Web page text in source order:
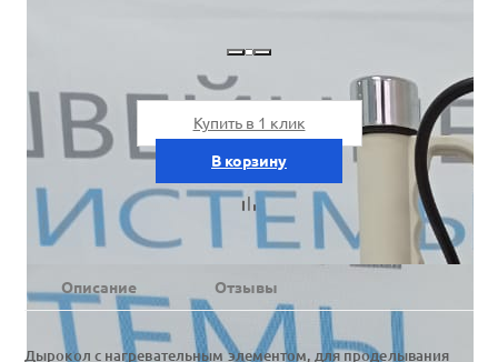
Купить в 1 клик
В корзину
Описание Отзывы
Дырокол с нагревательным элементом, для проделывания